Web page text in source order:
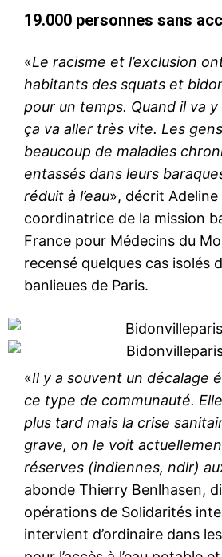
19.000 personnes sans
«Le racisme et l’exclusion
habitants des squats et
pour un temps. Quand il va y
ça va aller très vite. Les
beaucoup de maladies
entassés dans leurs
réduit à l’eau», décrit Adeline
coordinatrice de la mission
France pour Médecins du
recensé quelques cas isolés
banlieues de Paris.
«Il y a souvent un décalage
ce type de communauté.
plus tard mais la crise
grave, on le voit
réserves (indiennes, ndlr)
abonde Thierry Benlhasen,
opérations de Solidarités
intervient d’ordinaire dans